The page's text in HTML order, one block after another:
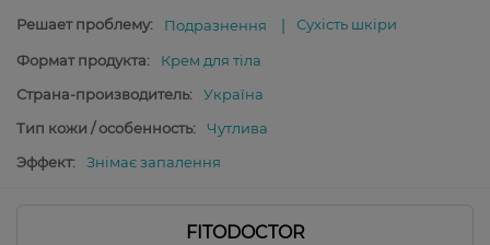
Решает проблему: Подразнення Сухість шкіри
Формат продукта:
Крем для тіла
Страна-производитель:
Україна
Тип кожи / особенность:
Чутлива
Эффект:
Знімає запалення
FITODOCTOR